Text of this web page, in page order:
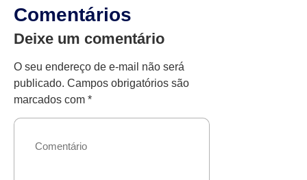
Comentários
Deixe um comentário
O seu endereço de e-mail não será
publicado. Campos obrigatórios são
marcados com *